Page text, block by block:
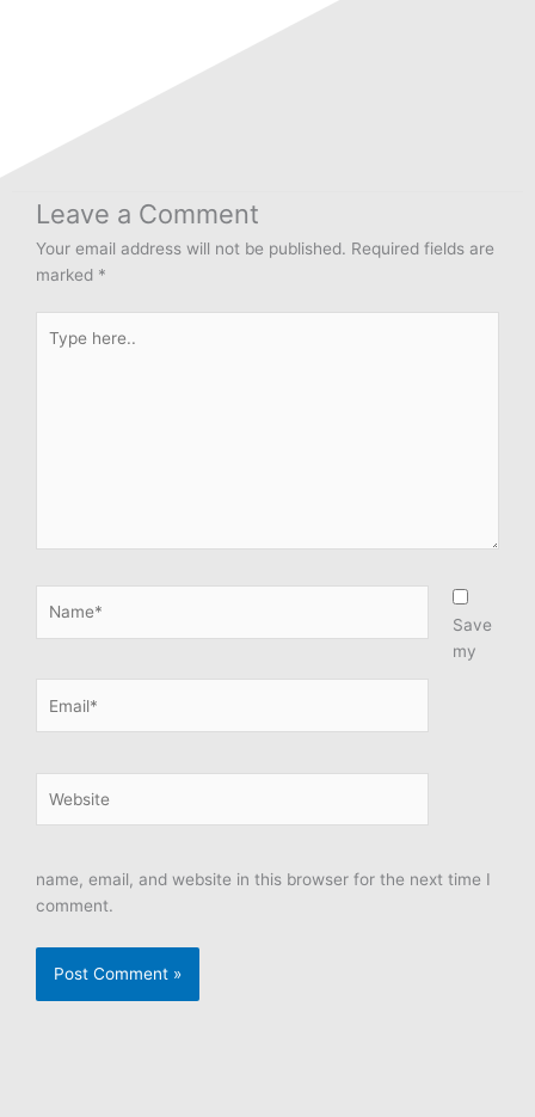
Leave a Comment
Your email address will not be published. Required fields are
marked *
here..
Save
my
name, email, and website in this browser for the next time I
comment.